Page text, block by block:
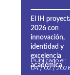
El IH
2026 con
innovación,
identidad y
excelencia
académica
Publicado el:
04 / 02 /